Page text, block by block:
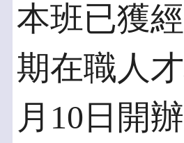
本班已獲
期在職人
月10日開